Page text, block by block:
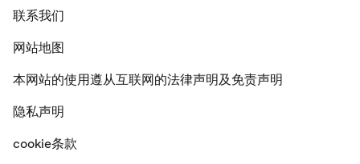
联系我们
网站地图
本网站的使用遵从互联网的法律声明及免责声明
隐私声明
cookie条款